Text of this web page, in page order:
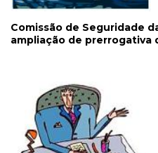
Comissão de Seguridade
ampliação de